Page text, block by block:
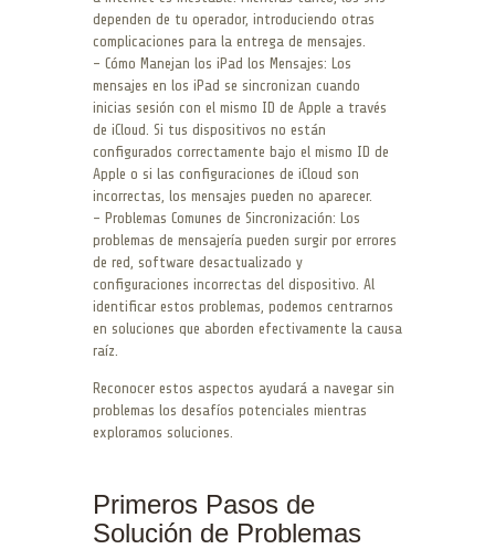
dependen de tu operador, introduciendo otras
complicaciones para la entrega de mensajes.
– Cómo Manejan los iPad los Mensajes: Los
mensajes en los iPad se sincronizan cuando
inicias sesión con el mismo ID de Apple a través
de iCloud. Si tus dispositivos no están
configurados correctamente bajo el mismo ID de
Apple o si las configuraciones de iCloud son
incorrectas, los mensajes pueden no aparecer.
– Problemas Comunes de Sincronización: Los
problemas de mensajería pueden surgir por errores
de red, software desactualizado y
configuraciones incorrectas del dispositivo. Al
identificar estos problemas, podemos centrarnos
en soluciones que aborden efectivamente la causa
raíz.
Reconocer estos aspectos ayudará a navegar sin
problemas los desafíos potenciales mientras
exploramos soluciones.
Primeros Pasos de
Solución de Problemas